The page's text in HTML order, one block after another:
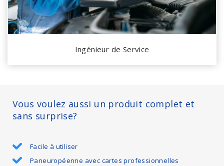
Ingénieur de Service
Vous voulez aussi un produit complet et
sans surprise?
Facile à utiliser
Paneuropéenne avec cartes professionnelles